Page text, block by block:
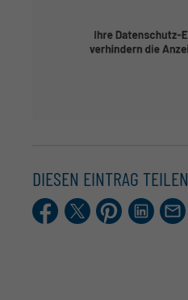
DIESEN EINTRAG TEILEN
Facebook
X.comPinterestLinkedIn
E-
Mail